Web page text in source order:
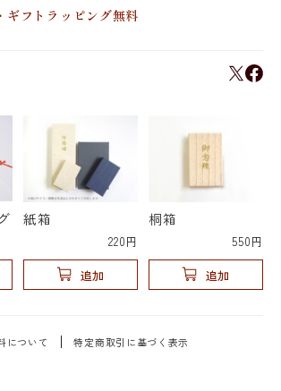
ギフトラッピング無料
紙箱
220円
追加
桐箱
550円
追加
について 特定商取引に基づく表示